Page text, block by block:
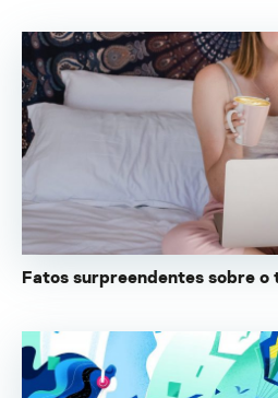
Fatos surpreendentes sobre o